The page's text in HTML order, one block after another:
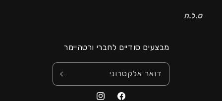
ט.ל.ח
מבצעים סודיים לחברי ורטהיימר
דואר אלקטרוני